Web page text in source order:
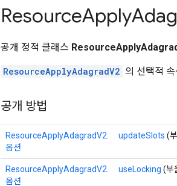
ResourceApply
공개 정적 클래스
ResourceApplyAdagradV2 의 선택적 속
공개 방법
ResourceApplyAdagradV2.
옵션
updateSlots (
ResourceApplyAdagradV2.
옵션
useLocking (부